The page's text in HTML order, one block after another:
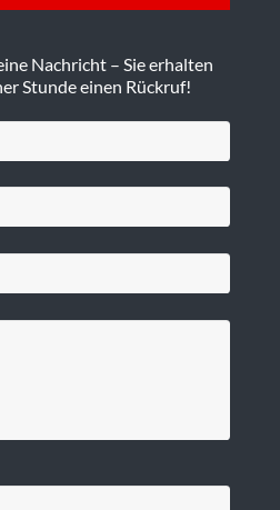
Nachricht – Sie erhalten
Stunde einen Rückruf!